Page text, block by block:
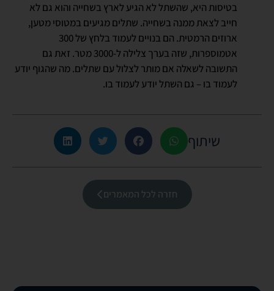
בטיסות היא, שהשתל לא הגיע לארץ בשחייה והוא גם לא
חייב לצאת ממנה בשחייה. שתלים מגיעים במטוסי מטען,
ארוזים הרמטית. הם בנויים לעמוד בלחץ של 300
אטמוספרות, שזה בערך צלילה ל-3000 מטר. זאת גם
התשובה לשאלה אם מותר לצלול עם שתלים. מה שהגוף יודע
לעמוד בו – גם השתל יודע לעמוד בו.
שיתוף
חזרה לכל המאמרים